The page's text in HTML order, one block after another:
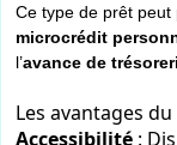
Ce type de prêt
microcrédit
l’avance de
Les avantages
Accessibilité :